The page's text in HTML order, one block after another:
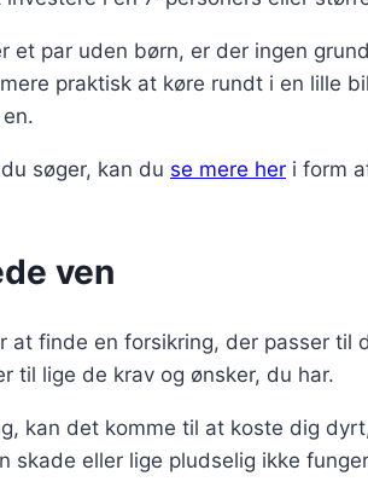
et par uden børn, er der ingen
praktisk at køre rundt i en lille
søger, kan du se mere her i form
ven
at finde en forsikring, der passer til
til lige de krav og ønsker, du har.
kan det komme til at koste dig
eller lige pludselig ikke